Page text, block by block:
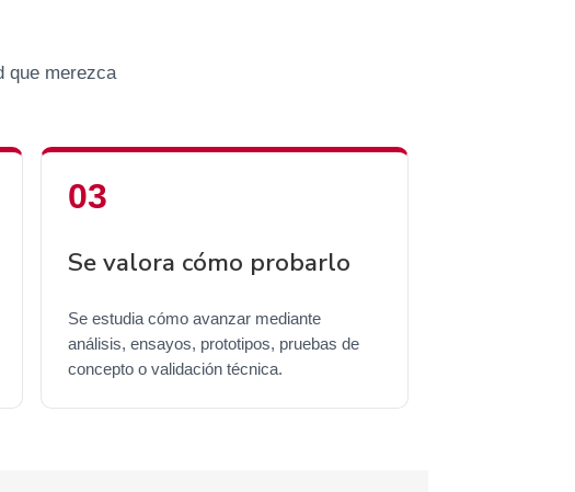
que merezca
Se valora cómo probarlo
Se estudia cómo avanzar mediante
análisis, ensayos, prototipos, pruebas de
concepto o validación técnica.